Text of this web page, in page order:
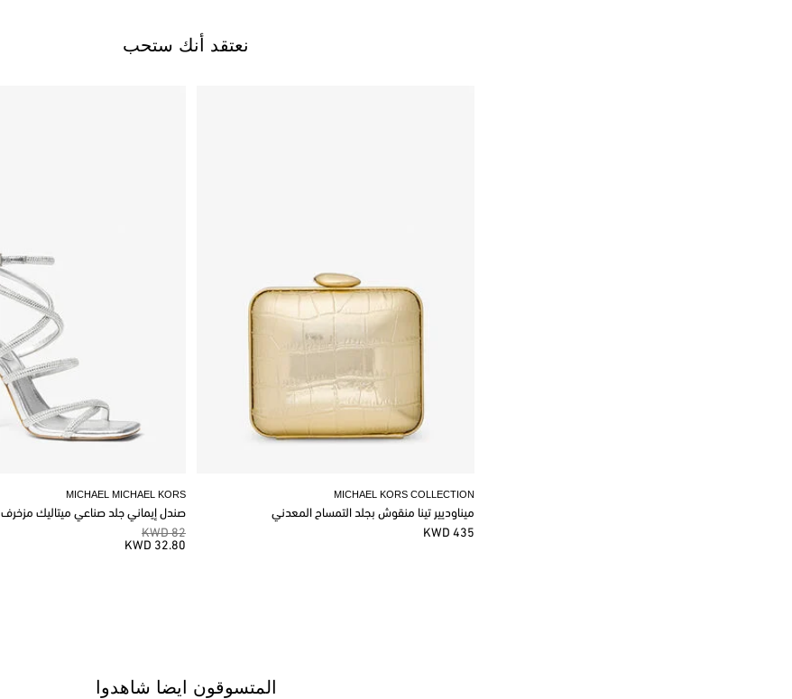
نعتقد أنك ستحب
MICHAEL MICHAEL KORS
صندل إيماني جلد صناعي ميتاليك مزخرف
82 KWD
32.80 KWD
MICHAEL KORS COLLECTION
ميناوديير تينا منقوش بجلد التمساح المعدني
435 KWD
المتسوقون ايضا شاهدوا